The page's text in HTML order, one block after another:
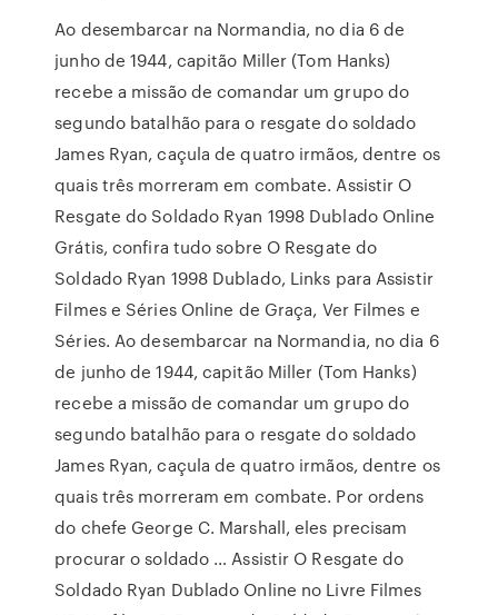
Ao desembarcar na Normandia, no dia 6 de
junho de 1944, capitão Miller (Tom Hanks)
recebe a missão de comandar um grupo do
segundo batalhão para o resgate do soldado
James Ryan, caçula de quatro irmãos, dentre os
quais três morreram em combate. Assistir O
Resgate do Soldado Ryan 1998 Dublado Online
Grátis, confira tudo sobre O Resgate do
Soldado Ryan 1998 Dublado, Links para Assistir
Filmes e Séries Online de Graça, Ver Filmes e
Séries. Ao desembarcar na Normandia, no dia 6
de junho de 1944, capitão Miller (Tom Hanks)
recebe a missão de comandar um grupo do
segundo batalhão para o resgate do soldado
James Ryan, caçula de quatro irmãos, dentre os
quais três morreram em combate. Por ordens
do chefe George C. Marshall, eles precisam
procurar o soldado … Assistir O Resgate do
Soldado Ryan Dublado Online no Livre Filmes